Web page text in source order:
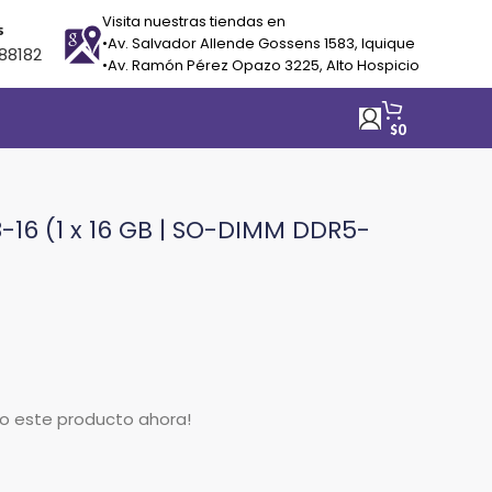
Visita nuestras tiendas en
•Av. Salvador Allende Gossens 1583, Iquique
•Av. Ramón Pérez Opazo 3225, Alto Hospicio
$0
(1 x 16 GB | SO-DIMM DDR5-
este producto ahora!